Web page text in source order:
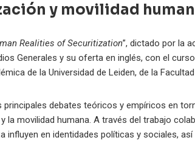
y movilidad
Realities of Securitization”, dictado por la
Generales y su oferta en inglés, con el curso
de la Universidad de Leiden, de la
principales debates teóricos y empíricos en
la movilidad humana. A través del trabajo
influyen en identidades políticas y sociales,